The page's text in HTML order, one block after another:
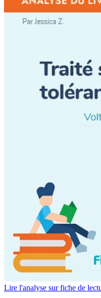
Lire l'analyse sur fiche de